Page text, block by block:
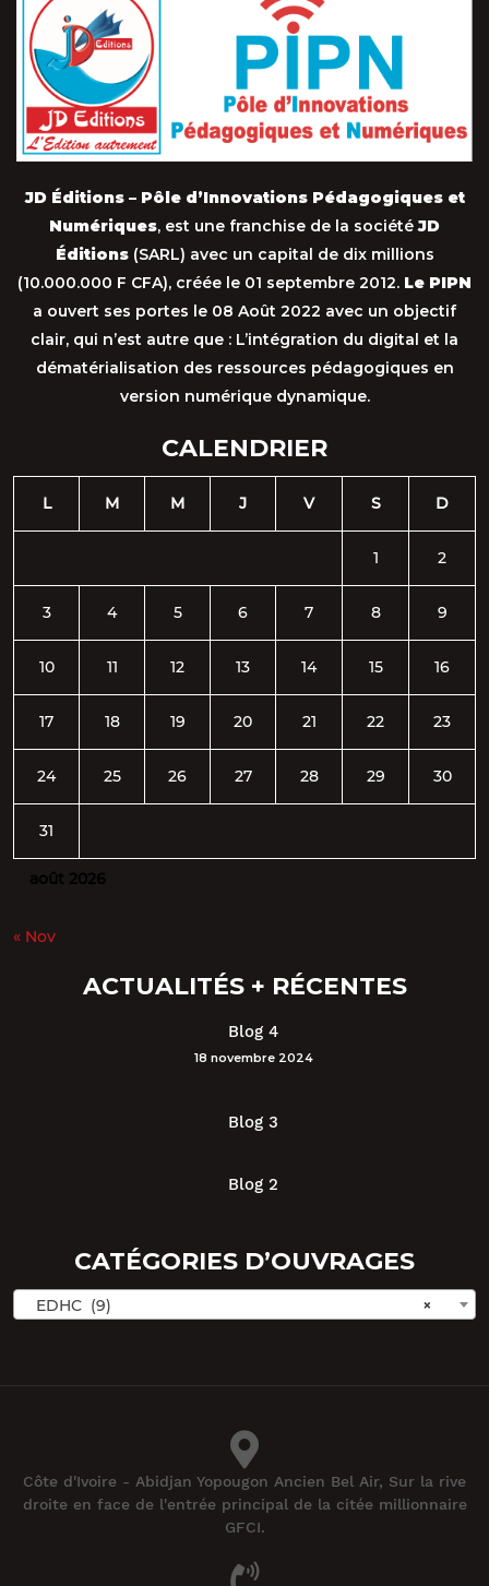
JD Éditions – Pôle d’Innovations Pédagogiques et
Numériques, est une franchise de la sociétéJD
Éditions(SARL) avec un capital de dix millions
(10.000.000 F CFA), créée le 01 septembre 2012. Le PIPN
a ouvert ses portes le 08 Août 2022 avec un objectif
clair, qui n’est autre que : L’intégration du digital et la
dématérialisation des ressources pédagogiques en
version numérique dynamique.
CALENDRIER
août 2026
L M M J V S D
1 2
3 4 5 6 7 8 9
10 11 12 13 14 15 16
17 18 19 20 21 22 23
24 25 26 27 28 29 30
31
« Nov
ACTUALITÉS + RÉCENTES
Blog 4
18 novembre 2024
Blog 3
Blog 2
CATÉGORIES D’OUVRAGES
×
EDHC (9)
Côte d'Ivoire - Abidjan Yopougon Ancien Bel Air, Sur la rive
droite en face de l'entrée principal de la citée millionnaire
GFCI.